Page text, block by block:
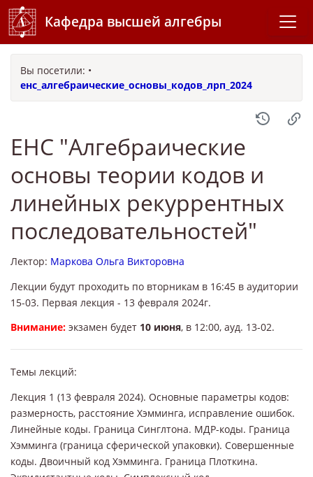
Кафедра высшей алгебры
Вы посетили: •
енс_алгебраические_основы_кодов_лрп_2024
ЕНС "Алгебраические
основы теории кодов и
линейных рекуррентных
последовательностей"
Лектор: Маркова Ольга Викторовна
Лекции будут проходить по вторникам в 16:45 в аудитории
15-03. Первая лекция - 13 февраля 2024г.
Внимание: экзамен будет 10 июня, в 12:00, ауд. 13-02.
Темы лекций:
Лекция 1 (13 февраля 2024). Основные параметры кодов:
размерность, расстояние Хэмминга, исправление ошибок.
Линейные коды. Граница Синглтона. МДР-коды. Граница
Хэмминга (граница сферической упаковки). Совершенные
коды. Двоичный код Хэмминга. Граница Плоткина.